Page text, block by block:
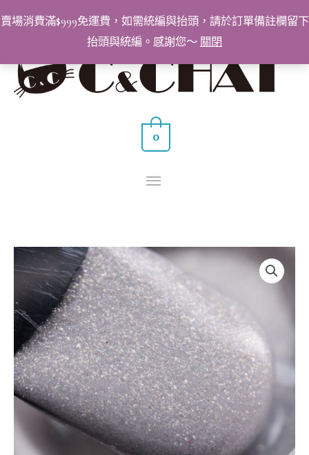
賣場消費滿$999免運費，如需統編與抬頭，請於訂單備註欄留下
抬頭與統編。感謝您～ 關閉
至
要
選
0
BabyGenie
甲
罐
色
膠
珠
光